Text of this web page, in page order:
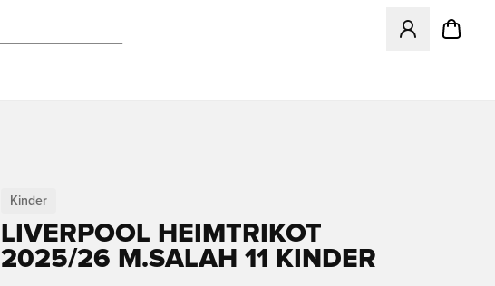
Öffnet ein
Kinder
LIVERPOOL HEIMTRIKOT
2025/26 M.SALAH 11 KINDER